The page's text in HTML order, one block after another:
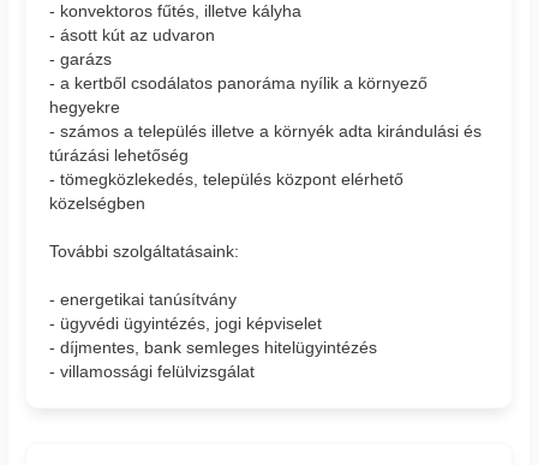
- konvektoros fűtés, illetve kályha
- ásott kút az udvaron
- garázs
- a kertből csodálatos panoráma nyílik a környező
hegyekre
- számos a település illetve a környék adta kirándulási és
túrázási lehetőség
- tömegközlekedés, település központ elérhető
közelségben
További szolgáltatásaink:
- energetikai tanúsítvány
- ügyvédi ügyintézés, jogi képviselet
- díjmentes, bank semleges hitelügyintézés
- villamossági felülvizsgálat